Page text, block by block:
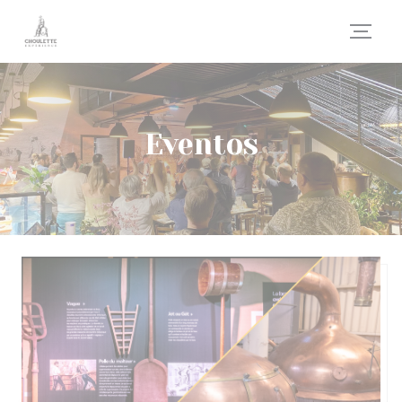
Personalización de sus opciones de cookies
Eventos